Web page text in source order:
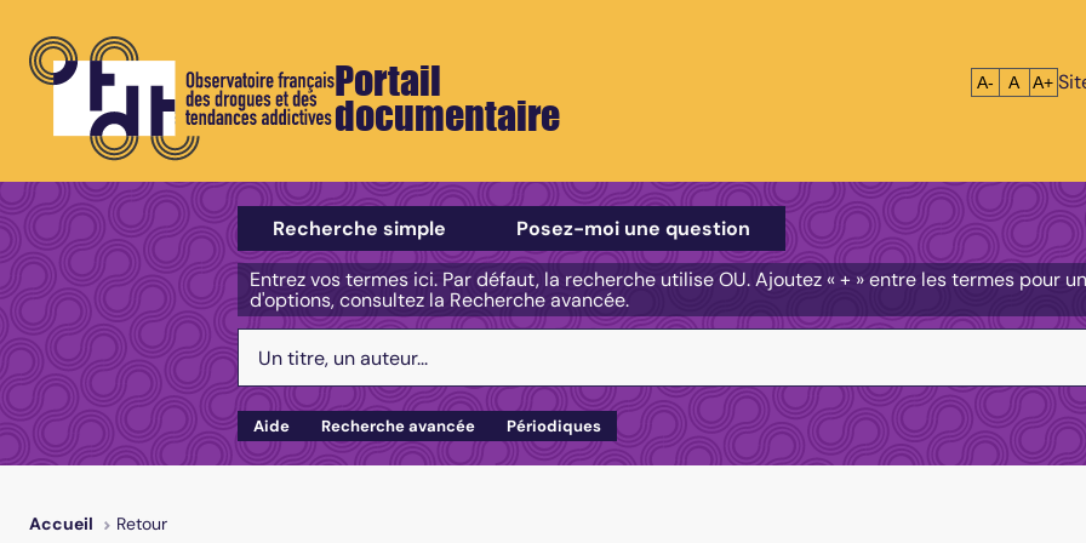
Portail
documentaire
Réduire le
A- A A+
Sélectionner un type de recherche
Recherche simple
Posez-moi une question
Entrez vos termes ici. Par défaut, la recherche utilise OU. Ajoutez « + » entre les termes pour
d'options, consultez la Recherche avancée.
Aide Recherche avancée Périodiques
Accueil Retour